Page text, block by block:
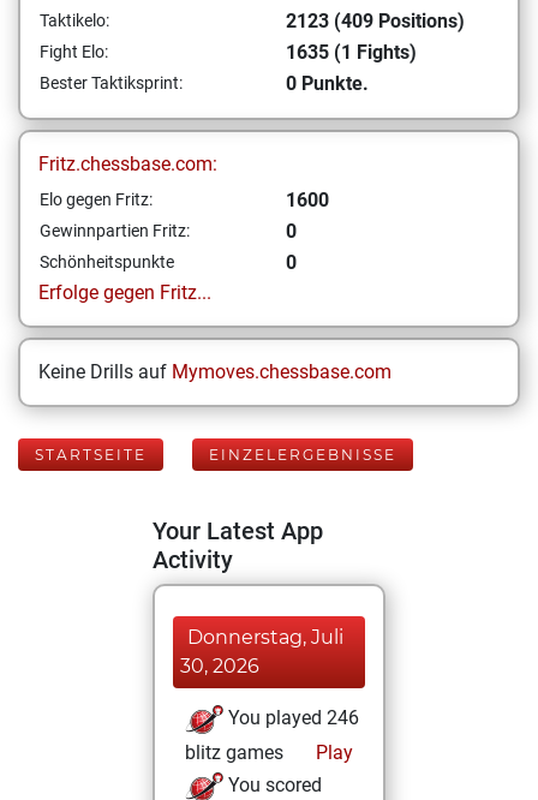
Taktikelo: 2123 (409 Positions)
Fight Elo: 1635 (1 Fights)
Bester Taktiksprint: 0 Punkte.
Fritz.chessbase.com:
Elo gegen Fritz: 1600
Gewinnpartien Fritz: 0
Schönheitspunkte
0
Erfolge gegen Fritz...
Keine Drills auf Mymoves.chessbase.com
STARTSEITE EINZELERGEBNISSE
Your Latest App
Activity
Donnerstag, Juli
30, 2026
You played 246
blitz games
Play
You scored